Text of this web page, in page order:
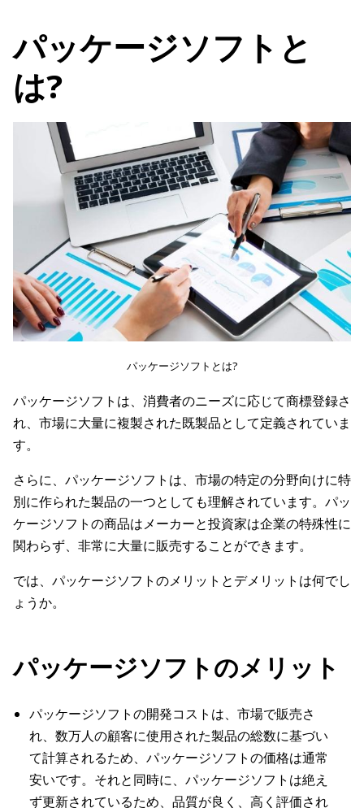
パッケージソフトと
は?
パッケージソフトとは?
パッケージソフトは、消費者のニーズに応じて商標登録さ
れ、市場に大量に複製された既製品として定義されていま
す。
さらに、パッケージソフトは、市場の特定の分野向けに特
別に作られた製品の一つとしても理解されています。パッ
ケージソフトの商品はメーカーと投資家は企業の特殊性に
関わらず、非常に大量に販売することができます。
では、パッケージソフトのメリットとデメリットは何でし
ょうか。
パッケージソフトのメリット
パッケージソフトの開発コストは、市場で販売さ
れ、数万人の顧客に使用された製品の総数に基づい
て計算されるため、パッケージソフトの価格は通常
安いです。それと同時に、パッケージソフトは絶え
ず更新されているため、品質が良く、高く評価され